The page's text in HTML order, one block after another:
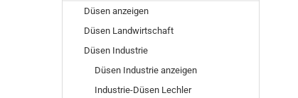
Düsen anzeigen
Düsen Landwirtschaft
Düsen Industrie
Düsen Industrie anzeigen
Industrie-Düsen Lechler